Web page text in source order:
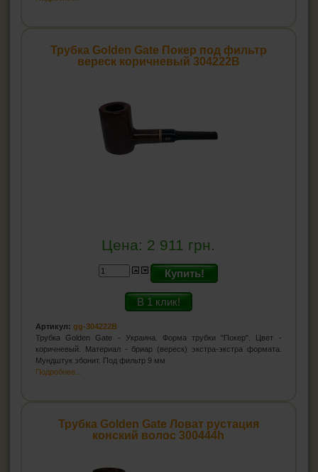
Трубка Golden Gate Покер под фильтр
вереск коричневый 304222B
Цена: 2 911 грн.
Купить!
В 1 клик!
Артикул: gg-304222B
Трубка Golden Gate - Украина. Форма трубки "Покер". Цвет -
коричневый. Материал - бриар (вереск) экстра-экстра формата.
Мундштук эбонит. Под фильтр 9 мм
Подробнее...
Трубка Golden Gate Ловат рустация
конский волос 300444h